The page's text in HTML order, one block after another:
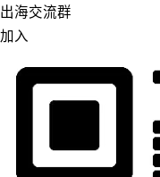
出海交流群
加入